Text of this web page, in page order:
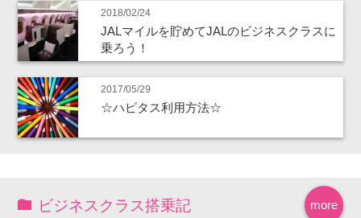
2018/02/24
JALマイルを貯めてJALのビジネスクラスに
乗ろう！
2017/05/29
☆ハピタス利用方法☆
more
ビジネスクラス搭乗記